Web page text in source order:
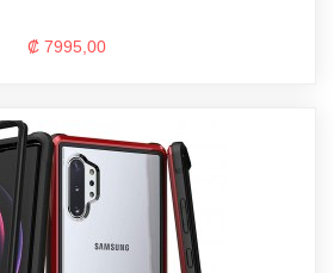
₡ 7995,00